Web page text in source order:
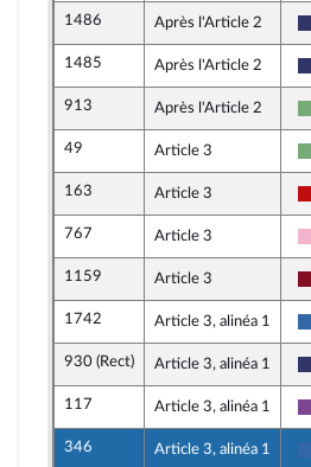
1486 Après l'Article 2
1485 Après l'Article 2
913 Après l'Article 2
49 Article 3
163 Article 3
767 Article 3
1159 Article 3
1742 Article 3, alinéa 1
930 (Rect) Article 3, alinéa 1
117 Article 3, alinéa 1
346 Article 3, alinéa 1